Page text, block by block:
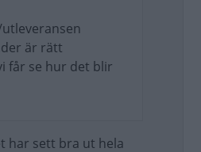
är rätt
får se hur det blir
har sett bra ut hela